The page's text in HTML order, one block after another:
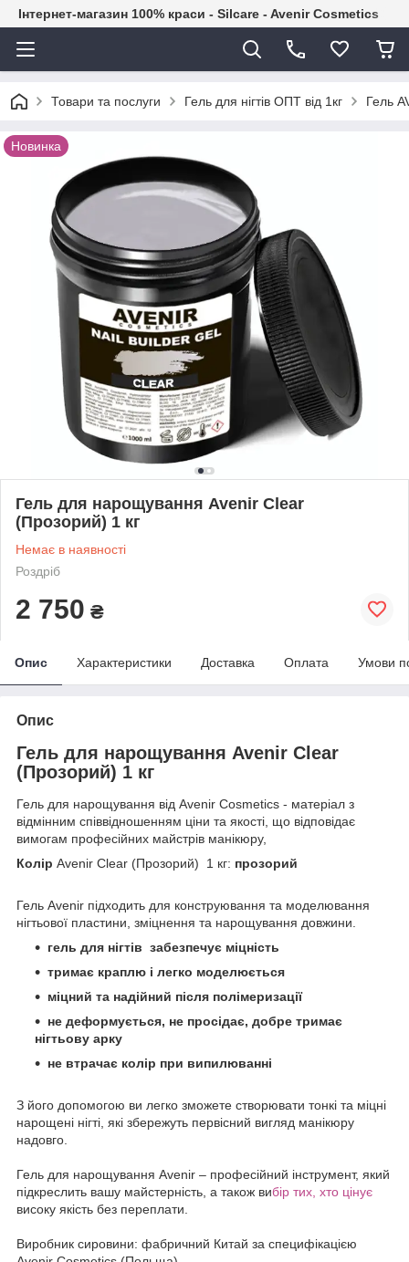
Інтернет-магазин 100% краси - Silcare - Avenir Cosmetics
Товари та послуги Гель для нігтів ОПТ від 1кг Гель
Новинка
Гель для нарощування Avenir Clear
(Прозорий) 1 кг
Немає в наявності
Роздріб
2 750 ₴
Опис Характеристики Доставка Оплата Умови
Опис
Гель для нарощування Avenir Clear
(Прозорий) 1 кг
Гель для нарощування від Avenir Cosmetics - матеріал з
відмінним співвідношенням ціни та якості, що відповідає
вимогам професійних майстрів манікюру,
Колір Avenir Clear (Прозорий) 1 кг: прозорий
Гель Avenir підходить для конструювання та моделювання
нігтьової пластини, зміцнення та нарощування довжини.
гель для нігтів забезпечує міцність
тримає краплю і легко моделюється
міцний та надійний після полімеризації
не деформується, не просідає, добре тримає
нігтьову арку
не втрачає колір при випилюванні
З його допомогою ви легко зможете створювати тонкі та міцні
нарощені нігті, які збережуть первісний вигляд манікюру
надовго.
Гель для нарощування Avenir – професійний інструмент, який
підкреслить вашу майстерність, а також вибір тих, хто цінує
високу якість без переплати.
Виробник сировини: фабричний Китай за специфікацією